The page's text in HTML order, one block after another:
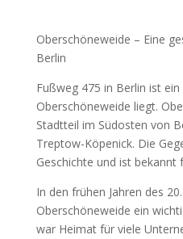
Oberschöneweide – Eine
Berlin
Fußweg 475 in Berlin ist
Oberschöneweide liegt.
Stadtteil im Südosten von
Treptow-Köpenick. Die
Geschichte und ist bekannt
In den frühen Jahren des
Oberschöneweide ein
war Heimat für viele